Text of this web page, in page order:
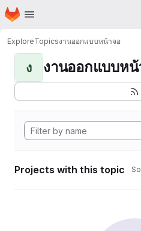
Skip to main content
Homepage
ExploreTopicsงานออกแบบหน้าจอ
ง งานออกแบบหน้
Projects with this topic